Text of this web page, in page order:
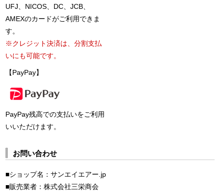
UFJ、NICOS、DC、JCB、
AMEXのカードがご利用できま
す。
※クレジット決済は、分割支払
いにも可能です。
【PayPay】
PayPay残高での支払いをご利用
いいただけます。
お問い合わせ
■ショップ名：サンエイエアー.jp
■販売業者：株式会社三栄商会